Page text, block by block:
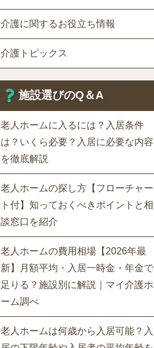
介護に関するお役立ち情報
介護トピックス
施設選びのQ＆A
老人ホームに入るには？入居条件
は？いくら必要？入居に必要な内容
を徹底解説
老人ホームの探し方【フローチャー
ト付】知っておくべきポイントと相
談窓口を紹介
老人ホームの費用相場【2026年最
新】月額平均・入居一時金・年金で
足りる？施設別に解説｜マイ介護ホ
ーム調べ
老人ホームは何歳から入居可能？入